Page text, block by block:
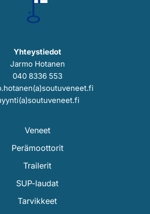
Yhteystiedot
Jarmo Hotanen
040 8336 553
Veneet
Perämoottorit
Trailerit
SUP-laudat
Tarvikkeet